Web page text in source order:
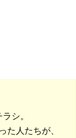
シ。
た人たちが、